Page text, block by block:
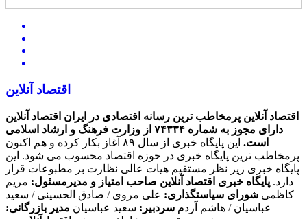
اقتصاد آنلاین
اقتصاد آنلاین پرمخاطب ترین رسانه اقتصادی در ایران اقتصاد آنلاین
دارای مجوز به شماره ۷۴۳۳۴ از وزارت فرهنگ و ارشاد اسلامی
است.
این پایگاه خبری از سال ۸۹ آغاز بکار کرده و هم اکنون
پرمخاطب ترین پایگاه خبری در حوزه اقتصاد محسوب می شود. این
پایگاه خبری زیر نظر مستقیم هیات عالی نظارت بر مطبوعات قرار
دارد. پایگاه خبری اقتصاد آنلاین صاحب امتیاز و مدیرمسئول: مریم
کاظمی شورای سیاستگذاری: علی مروی / صادق الحسینی / سعید
عباسیان / هاشم آردم سردبیر: سعید عباسیان مدیر بازرگانی: